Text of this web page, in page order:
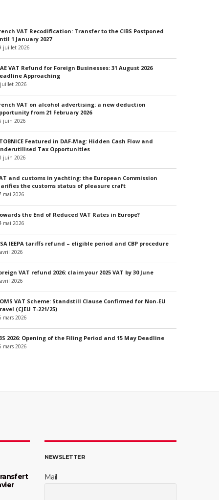
VAT Recodification: Transfer to the CIBS Postponed
1 January 2027
juillet 2026
VAT Refund for Foreign Businesses: 31 August 2026
Approaching
2026
VAT on alcohol advertising: a new deduction
from 21 February 2026
juin 2026
Featured in DAF-Mag: Hidden Cash Flow and
Tax Opportunities
juin 2026
and customs in yachting: the European Commission
the customs status of pleasure craft
mai 2026
the End of Reduced VAT Rates in Europe?
mai 2026
IEEPA tariffs refund – eligible period and CBP procedure
2026
VAT refund 2026: claim your 2025 VAT by 30 June
2026
VAT Scheme: Standstill Clause Confirmed for Non-EU
(CJEU T-221/25)
mars 2026
2026: Opening of the Filing Period and 15 May Deadline
mars 2026
NEWSLETTER
Mail